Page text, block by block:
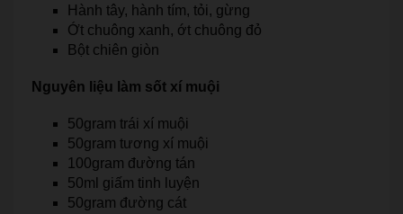
Hành tây, hành tím, tỏi, gừng
Ớt chuông xanh, ớt chuông đỏ
Bột chiên giòn
Nguyên liệu làm sốt xí muội
50gram trái xí muội
50gram tương xí muội
100gram đường tán
50ml giấm tinh luyện
50gram đường cát